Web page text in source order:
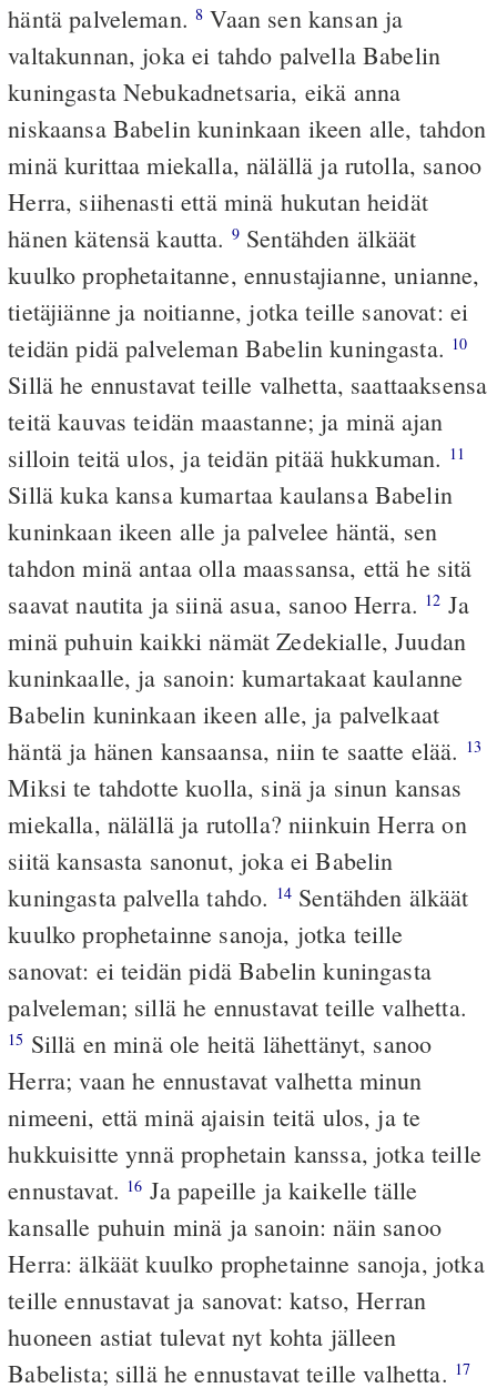
häntä palveleman.8 Vaan sen kansan ja
valtakunnan, joka ei tahdo palvella Babelin
kuningasta Nebukadnetsaria, eikä anna
niskaansa Babelin kuninkaan ikeen alle, tahdon
minä kurittaa miekalla, nälällä ja rutolla, sanoo
Herra, siihenasti että minä hukutan heidät
hänen kätensä kautta. 9Sentähden älkäät
kuulko prophetaitanne, ennustajianne, unianne,
tietäjiänne ja noitianne, jotka teille sanovat: ei
teidän pidä palveleman Babelin kuningasta. 10
Sillä he ennustavat teille valhetta, saattaaksensa
teitä kauvas teidän maastanne; ja minä ajan
silloin teitä ulos, ja teidän pitää hukkuman. 11
Sillä kuka kansa kumartaa kaulansa Babelin
kuninkaan ikeen alle ja palvelee häntä, sen
tahdon minä antaa olla maassansa, että he sitä
saavat nautita ja siinä asua, sanoo Herra. 12 Ja
minä puhuin kaikki nämät Zedekialle, Juudan
kuninkaalle, ja sanoin: kumartakaat kaulanne
Babelin kuninkaan ikeen alle, ja palvelkaat
häntä ja hänen kansaansa, niin te saatte elää. 13
Miksi te tahdotte kuolla, sinä ja sinun kansas
miekalla, nälällä ja rutolla? niinkuin Herra on
siitä kansasta sanonut, joka ei Babelin
kuningasta palvella tahdo. 14Sentähden älkäät
kuulko prophetainne sanoja, jotka teille
sanovat: ei teidän pidä Babelin kuningasta
palveleman; sillä he ennustavat teille valhetta.
15 Sillä en minä ole heitä lähettänyt, sanoo
Herra; vaan he ennustavat valhetta minun
nimeeni, että minä ajaisin teitä ulos, ja te
hukkuisitte ynnä prophetain kanssa, jotka teille
ennustavat. 16 Ja papeille ja kaikelle tälle
kansalle puhuin minä ja sanoin: näin sanoo
Herra: älkäät kuulko prophetainne sanoja, jotka
teille ennustavat ja sanovat: katso, Herran
huoneen astiat tulevat nyt kohta jälleen
Babelista; sillä he ennustavat teille valhetta. 17